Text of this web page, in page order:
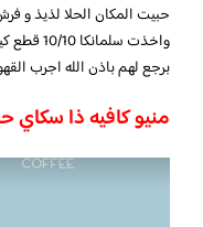
واخذت
برجع لهم باذن الله اجرب
منيو كافيه ذا سكاي